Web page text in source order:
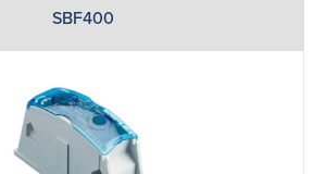
SBF400